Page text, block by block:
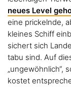
neues Level
eine prickelnde,
kleines Schiff
sichert sich
tabu sind. Auf
„ungewöhnlich“,
kostet